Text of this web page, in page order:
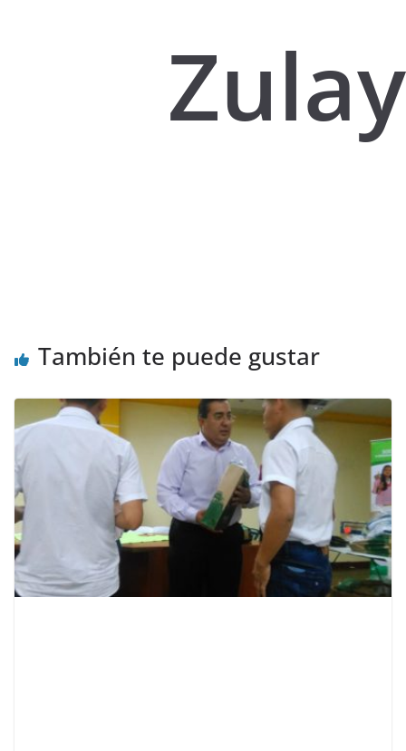
Zulay
También te puede gustar